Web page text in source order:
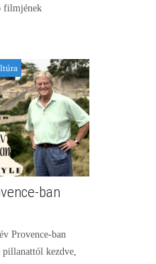
filmjének
ban
Provence-ban
kezdve,